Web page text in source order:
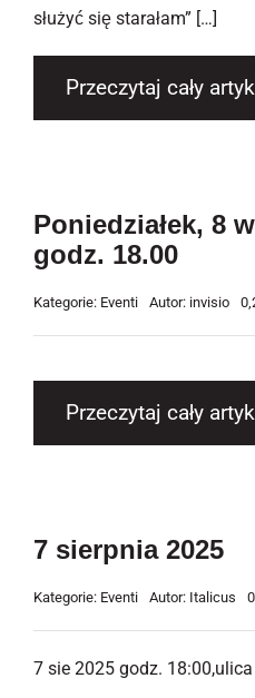
służyć się starałam” […]
Przeczytaj cały
Poniedziałek, 8
godz. 18.00
Kategorie: Eventi Autor: invisio
Przeczytaj cały
7 sierpnia 2025
Kategorie: Eventi Autor: Italicus
7 sie 2025 godz.